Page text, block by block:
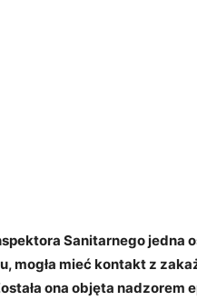
Sanitarnego jedna
mogła mieć kontakt z
ona objęta nadzorem